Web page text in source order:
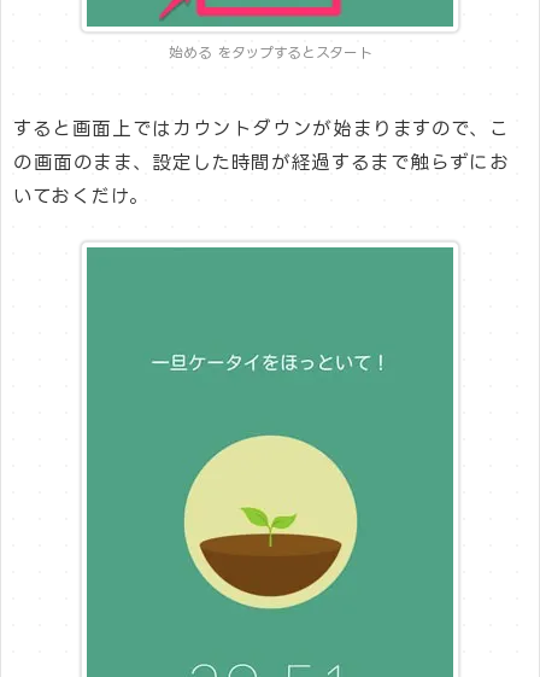
始める をタップするとスタート
すると画面上ではカウントダウンが始まりますので、こ
の画面のまま、設定した時間が経過するまで触らずにお
いておくだけ。